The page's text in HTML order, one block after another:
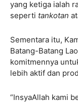
yang ketiga ialah
seperti tankotan
Sementara itu,
Batang-Batang
komitmennya
lebih aktif dan
“InsyaAllah kami